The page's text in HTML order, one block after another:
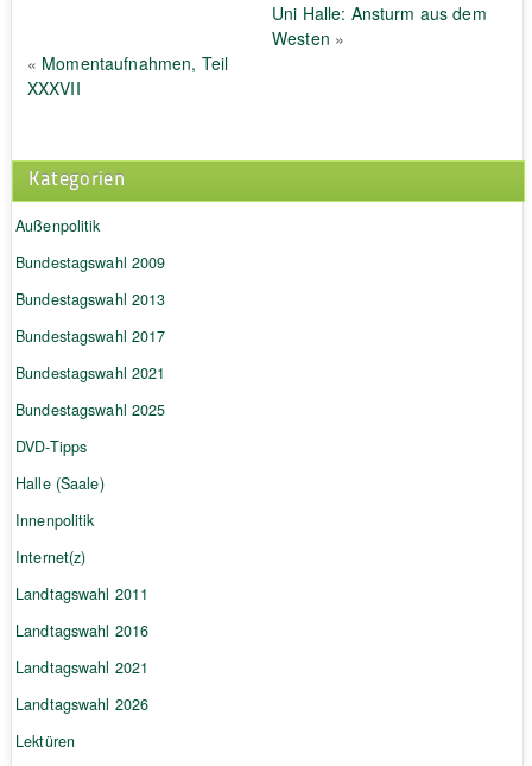
Uni Halle: Ansturm aus dem
Westen »
« Momentaufnahmen, Teil
XXXVII
Kategorien
Außenpolitik
Bundestagswahl 2009
Bundestagswahl 2013
Bundestagswahl 2017
Bundestagswahl 2021
Bundestagswahl 2025
DVD-Tipps
Halle (Saale)
Innenpolitik
Internet(z)
Landtagswahl 2011
Landtagswahl 2016
Landtagswahl 2021
Landtagswahl 2026
Lektüren